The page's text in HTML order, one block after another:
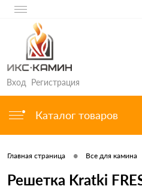
Вход Регистрация
Каталог товаров
Главная страница • Все для камина
Решетка Kratki